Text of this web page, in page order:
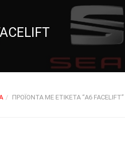
ΠΡΟΪΌΝΤΑ ΜΕ ΕΤΙΚΈΤΑ “A6 FACELIFT”